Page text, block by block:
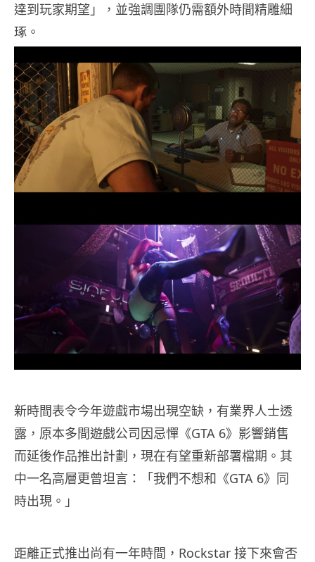
達到玩家期望」，並強調團隊仍需額外時間精雕細
琢。
新時間表令今年遊戲市場出現空缺，有業界人士透
露，原本多間遊戲公司因忌憚《GTA 6》影響銷售
而延後作品推出計劃，現在有望重新部署檔期。其
中一名高層更曾坦言：「我們不想和《GTA 6》同
時出現。」
距離正式推出尚有一年時間，Rockstar 接下來會否